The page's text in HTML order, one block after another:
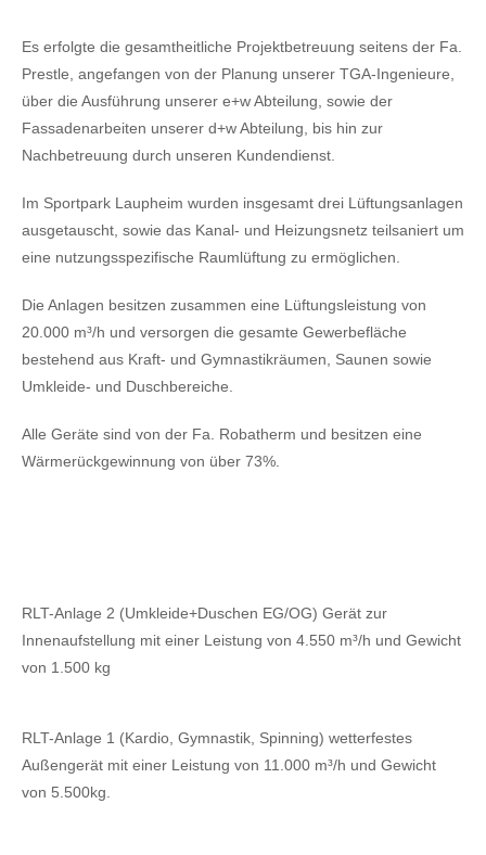
Es erfolgte die gesamtheitliche Projektbetreuung seitens der Fa.
Prestle, angefangen von der Planung unserer TGA-Ingenieure,
über die Ausführung unserer e+w Abteilung, sowie der
Fassadenarbeiten unserer d+w Abteilung, bis hin zur
Nachbetreuung durch unseren Kundendienst.
Im Sportpark Laupheim wurden insgesamt drei Lüftungsanlagen
ausgetauscht, sowie das Kanal- und Heizungsnetz teilsaniert um
eine nutzungsspezifische Raumlüftung zu ermöglichen.
Die Anlagen besitzen zusammen eine Lüftungsleistung von
20.000 m³/h und versorgen die gesamte Gewerbefläche
bestehend aus Kraft- und Gymnastikräumen, Saunen sowie
Umkleide- und Duschbereiche.
Alle Geräte sind von der Fa. Robatherm und besitzen eine
Wärmerückgewinnung von über 73%.
RLT-Anlage 2 (Umkleide+Duschen EG/OG) Gerät zur
Innenaufstellung mit einer Leistung von 4.550 m³/h und Gewicht
von 1.500 kg
RLT-Anlage 1 (Kardio, Gymnastik, Spinning) wetterfestes
Außengerät mit einer Leistung von 11.000 m³/h und Gewicht
von 5.500kg.